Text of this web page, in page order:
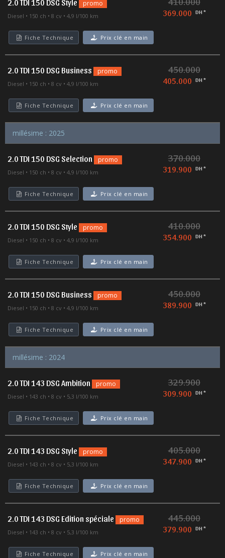
2.0 TDI 150 DSG Style promo
Diesel 150 ch 8 cv 4,9 l/100 km 369.000 DH *
Fiche Technique Prix clé en main
2.0 TDI 150 DSG Business promo
Diesel 150 ch 8 cv 4,9 l/100 km
450.000
405.000 DH *
Fiche Technique Prix clé en main
millésime : 2025
2.0 TDI 150 DSG Selection promo
Diesel 150 ch 8 cv 4,9 l/100 km
370.000
319.900 DH *
Fiche Technique Prix clé en main
2.0 TDI 150 DSG Style promo
Diesel 150 ch 8 cv 4,9 l/100 km
410.000
354.900 DH *
Fiche Technique Prix clé en main
2.0 TDI 150 DSG Business promo
Diesel 150 ch 8 cv 4,9 l/100 km
450.000
389.900 DH *
Fiche Technique Prix clé en main
millésime : 2024
2.0 TDI 143 DSG Ambition promo
Diesel 143 ch 8 cv 5,3 l/100 km
329.900
309.900 DH *
Fiche Technique Prix clé en main
2.0 TDI 143 DSG Style promo
Diesel 143 ch 8 cv 5,3 l/100 km
405.000
347.900 DH *
Fiche Technique Prix clé en main
2.0 TDI 143 DSG Edition spéciale promo
Diesel 143 ch 8 cv 5,3 l/100 km
445.000
379.900 DH *
Fiche Technique Prix clé en main